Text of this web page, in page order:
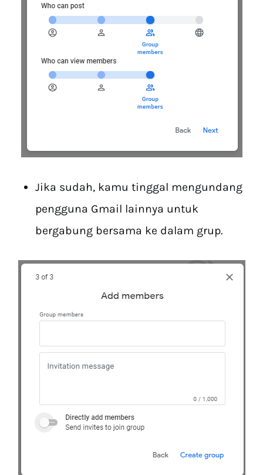
Jika sudah, kamu tinggal mengundang
pengguna Gmail lainnya untuk
bergabung bersama ke dalam grup.